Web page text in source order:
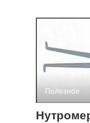
Полезное